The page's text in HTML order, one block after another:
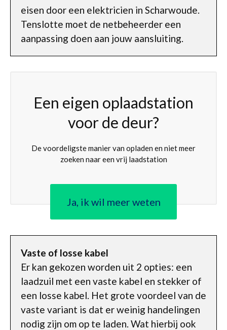
eisen door een elektricien in Scharwoude.
Tenslotte moet de netbeheerder een
aanpassing doen aan jouw aansluiting.
Een eigen oplaadstation
voor de deur?
De voordeligste manier van opladen en niet meer
zoeken naar een vrij laadstation
Ja, ik wil meer weten
Vaste of losse kabel
Er kan gekozen worden uit 2 opties: een
laadzuil met een vaste kabel en stekker of
een losse kabel. Het grote voordeel van de
vaste variant is dat er weinig handelingen
nodig zijn om op te laden. Wat hierbij ook